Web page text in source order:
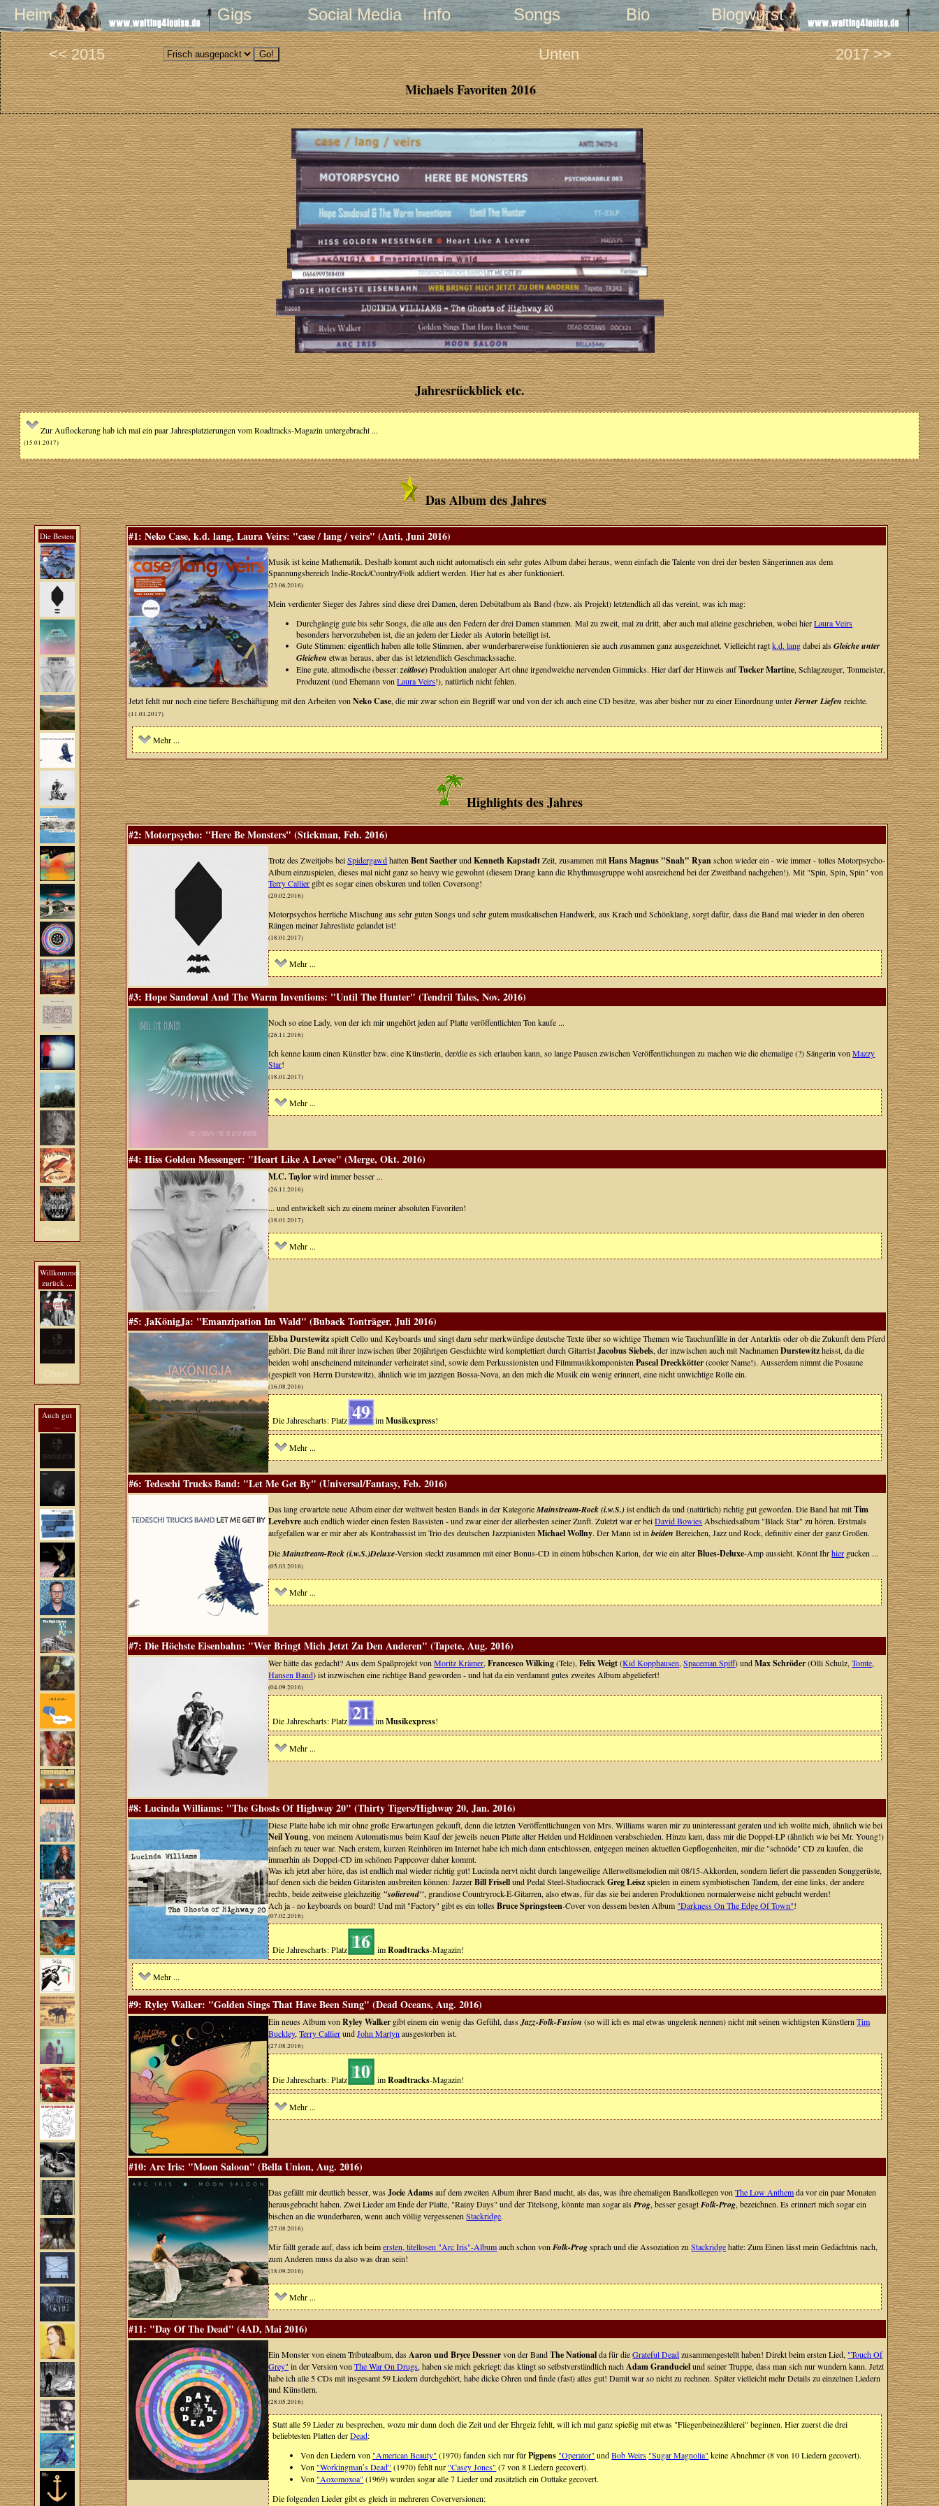
Heim Gigs Social Media Info Songs Bio Blogwurst
<< 2015 Unten 2017 >>
Michaels Favoriten 2016
Jahresrückblick etc.
Zur Auflockerung hab ich mal ein paar Jahresplatzierungen vom Roadtracks-Magazin untergebracht ...
(15.01.2017)
Das Album des Jahres
Die Besten
Oben
Willkommen
zurück ...
Oben
Auch gut
...
#1: Neko Case, k.d. lang, Laura Veirs: "case / lang / veirs" (Anti, Juni 2016)
Musik ist keine Mathematik. Deshalb kommt auch nicht automatisch ein sehr gutes Album dabei heraus, wenn einfach die Talente von drei der besten Sängerinnen aus dem
Spannungsbereich Indie-Rock/Country/Folk addiert werden. Hier hat es aber funktioniert.
(23.06.2016)
Mein verdienter Sieger des Jahres sind diese drei Damen, deren Debütalbum als Band (bzw. als Projekt) letztendlich all das vereint, was ich mag:
Durchgängig gute bis sehr Songs, die alle aus den Federn der drei Damen stammen. Mal zu zweit, mal zu dritt, aber auch mal alleine geschrieben, wobei hierLaura Veirs
besonders hervorzuheben ist, die an jedem der Lieder als Autorin beteiligt ist.
Gute Stimmen: eigentlich haben alle tolle Stimmen, aber wunderbarerweise funktionieren sie auch zusammen ganz ausgezeichnet. Vielleicht ragtk.d. langdabei alsGleiche unter
Gleichen etwas heraus, aber das ist letztendlich Geschmackssache.
Eine gute, altmodische (besser:zeitlose) Produktion analoger Art ohne irgendwelche nervenden Gimmicks. Hier darf der Hinweis aufTucker Martine, Schlagzeuger, Tonmeister,
Produzent (und Ehemann vonLaura Veirs!), natürlich nicht fehlen.
Jetzt fehlt nur noch eine tiefere Beschäftigung mit den Arbeiten vonNeko Case, die mir zwar schon ein Begriff war und von der ich auch eine CD besitze, was aber bisher nur zu einer Einordnung unterFerner Liefen reichte.
(11.01.2017)
Mehr ...
Highlights des Jahres
#2: Motorpsycho: "Here Be Monsters" (Stickman, Feb. 2016)
Trotz des Zweitjobs beiSpidergawdhattenBent SaetherundKenneth KapstadtZeit, zusammen mitHans Magnus "Snah" Ryanschon wieder ein - wie immer - tolles Motorpsycho-
Album einzuspielen, dieses mal nicht ganz so heavy wie gewohnt (diesem Drang kann die Rhythmusgruppe wohl ausreichend bei der Zweitband nachgehen!). Mit "Spin, Spin, Spin" von
Terry Callier gibt es sogar einen obskuren und tollen Coversong!
(20.02.2016)
Motorpsychos herrliche Mischung aus sehr guten Songs und sehr gutem musikalischen Handwerk, aus Krach und Schönklang, sorgt dafür, dass die Band mal wieder in den oberen
Rängen meiner Jahresliste gelandet ist!
(18.01.2017)
Mehr ...
#3: Hope Sandoval And The Warm Inventions: "Until The Hunter" (Tendril Tales, Nov. 2016)
Noch so eine Lady, von der ich mir ungehört jeden auf Platte veröffentlichten Ton kaufe ...
(26.11.2016)
Ich kenne kaum einen Künstler bzw. eine Künstlerin, der/die es sich erlauben kann, so lange Pausen zwischen Veröffentlichungen zu machen wie die ehemalige (?) Sängerin vonMazzy
Star!
(18.01.2017)
Mehr ...
#4: Hiss Golden Messenger: "Heart Like A Levee" (Merge, Okt. 2016)
M.C. Taylorwird immer besser ...
(26.11.2016)
... und entwickelt sich zu einem meiner absoluten Favoriten!
(18.01.2017)
Mehr ...
#5: JaKönigJa: "Emanzipation Im Wald" (Buback Tonträger, Juli 2016)
Ebba Durstewitzspielt Cello und Keyboards und singt dazu sehr merkwürdige deutsche Texte über so wichtige Themen wie Tauchunfälle in der Antarktis oder ob die Zukunft dem Pferd
gehört. Die Band mit ihrer inzwischen über 20jährigen Geschichte wird komplettiert durch GitarristJacobus Siebels, der inzwischen auch mit NachnamenDurstewitzheisst, da die
beiden wohl anscheinend miteinander verheiratet sind, sowie dem Perkussionisten und FilmmusikkomponistenPascal Dreckkötter(cooler Name!). Ausserdem nimmt die Posaune
(gespielt von Herrn Durstewitz), ähnlich wie im jazzigen Bossa-Nova, an den mich die Musik ein wenig erinnert, eine nicht unwichtige Rolle ein.
(16.08.2016)
Die Jahrescharts: Platz 49 imMusikexpress!
Mehr ...
#6: Tedeschi Trucks Band: "Let Me Get By" (Universal/Fantasy, Feb. 2016)
Das lang erwartete neue Album einer der weltweit besten Bands in der KategorieMainstream-Rock (i.w.S.)ist endlich da und (natürlich) richtig gut geworden. Die Band hat mitTim
Levebvreauch endlich wieder einen festen Bassisten - und zwar einer der allerbesten seiner Zunft. Zuletzt war er beiDavid Bowies Abschiedsalbum "Black Star" zu hören. Erstmals
aufgefallen war er mir aber als Kontrabassist im Trio des deutschen JazzpianistenMichael Wollny. Der Mann ist inbeiden Bereichen, Jazz und Rock, definitiv einer der ganz Großen.
DieMainstream-Rock (i.w.S.)Deluxe-Version steckt zusammen mit einer Bonus-CD in einem hübschen Karton, der wie ein alterBlues-Deluxe-Amp aussieht. Könnt Ihrhier gucken ...
(05.03.2016)
Mehr ...
#7: Die Höchste Eisenbahn: "Wer Bringt Mich Jetzt Zu Den Anderen" (Tapete, Aug. 2016)
Wer hätte das gedacht? Aus dem Spaßprojekt vonMoritz Krämer,Francesco Wilking(Tele),Felix Weigt(Kid Kopphausen,Spaceman Spiff) undMax Schröder(Olli Schulz,Tomte,
Hansen Band) ist inzwischen eine richtige Band geworden - und hat da ein verdammt gutes zweites Album abgeliefert!
(04.09.2016)
Die Jahrescharts: Platz 21 imMusikexpress!
Mehr ...
#8: Lucinda Williams: "The Ghosts Of Highway 20" (Thirty Tigers/Highway 20, Jan. 2016)
Diese Platte habe ich mir ohne große Erwartungen gekauft, denn die letzten Veröffentlichungen von Mrs. Williams waren mir zu uninteressant geraten und ich wollte mich, ähnlich wie bei
Neil Young, von meinem Automatismus beim Kauf der jeweils neuen Platte alter Helden und Heldinnen verabschieden. Hinzu kam, dass mir die Doppel-LP (ähnlich wie bei Mr. Young!)
einfach zu teuer war. Nach erstem, kurzen Reinhören im Internet habe ich mich dann entschlossen, entgegen meinen aktuellen Gepflogenheiten, mir die "schnöde" CD zu kaufen, die
immerhin als Doppel-CD im schönen Pappcover daher kommt.
Was ich jetzt aber höre, das ist endlich mal wieder richtig gut! Lucinda nervt nicht durch langeweilige Allerweltsmelodien mit 08/15-Akkorden, sondern liefert die passenden Songgerüste,
auf denen sich die beiden Gitaristen ausbreiten können: JazzerBill Frisellund Pedal Steel-StudiocrackGreg Leiszspielen in einem symbiotischen Tandem, der eine links, der andere
rechts, beide zeitweise gleichzeitig "solierend", grandiose Countryrock-E-Gitarren, also etwas, für das sie bei anderen Produktionen normalerweise nicht gebucht werden!
Ach ja - no keyboards on board! Und mit "Factory" gibt es ein tollesBruce Springsteen-Cover von dessem besten Album "Darkness On The Edge Of Town"!
(07.02.2016)
Die Jahrescharts: Platz 16 imRoadtracks-Magazin!
Mehr ...
#9: Ryley Walker: "Golden Sings That Have Been Sung" (Dead Oceans, Aug. 2016)
Ein neues Album vonRyley Walker gibt einem ein wenig das Gefühl, dass Jazz-Folk-Fusion (so will ich es mal etwas ungelenk nennen) nicht mit seinen wichtigsten KünstlernTim
Buckley,Terry CallierundJohn Martyn ausgestorben ist.
(27.08.2016)
Die Jahrescharts: Platz 10 imRoadtracks-Magazin!
Mehr ...
#10: Arc Iris: "Moon Saloon" (Bella Union, Aug. 2016)
Das gefällt mir deutlich besser, wasJocie Adamsauf dem zweiten Album ihrer Band macht, als das, was ihre ehemaligen Bandkollegen vonThe Low Anthemda vor ein paar Monaten
herausgebracht haben. Zwei Lieder am Ende der Platte, "Rainy Days" und der Titelsong, könnte man sogar alsProg, besser gesagtFolk-Prog, bezeichnen. Es erinnert mich sogar ein
bischen an die wunderbaren, wenn auch völlig vergessenenStackridge.
(27.08.2016)
Mir fällt gerade auf, dass ich beimersten, titellosen "Arc Iris"-Albumauch schon vonFolk-Progsprach und die Assoziation zuStackridgehatte: Zum Einen lässt mein Gedächtnis nach,
zum Anderen muss da also was dran sein!
(18.09.2016)
Mehr ...
#11: "Day Of The Dead" (4AD, Mai 2016)
Ein Monster von einem Tributealbum, das Aaron und Bryce Dessnervon der BandThe Nationalda für dieGrateful Deadzusammengestellt haben! Direkt beim ersten Lied, "Touch Of
Grey" in der Version vonThe War On Drugs, haben sie mich gekriegt: das klingt so selbstverständlich nach Adam Granducielund seiner Truppe, dass man sich nur wundern kann. Jetzt
habe ich alle 5 CDs mit insgesamt 59 Liedern durchgehört, habe dicke Ohren und finde (fast) alles gut! Damit war so nicht zu rechnen. Später vielleicht mehr Details zu einzelnen Liedern
und Künstlern.
(28.05.2016)
Statt alle 59 Lieder zu besprechen, wozu mir dann doch die Zeit und der Ehrgeiz fehlt, will ich mal ganz spießig mit etwas "Fliegenbeinezählerei" beginnen. Hier zuerst die drei
beliebtesten Platten derDead:
Von den Liedern von "American Beauty" (1970) fanden sich nur fürPigpens "Operator" undBob Weirs "Sugar Magnolia" keine Abnehmer (8 von 10 Liedern gecovert).
Von "Workingman′s Dead" (1970) fehlt nur "Casey Jones" (7 von 8 Liedern gecovert).
Von "Aoxomoxoa" (1969) wurden sogar alle 7 Lieder und zusätzlich ein Outtake gecovert.
Die folgenden Lieder gibt es gleich in mehreren Coverversionen: